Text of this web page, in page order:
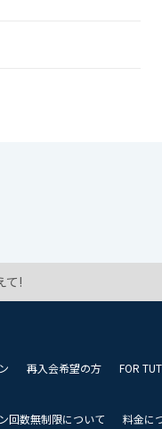
て!
再入会希望の方 FOR
回数無制限について
料金に